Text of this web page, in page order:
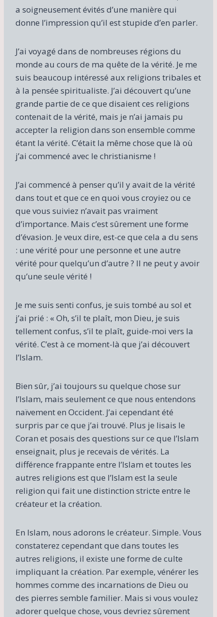
a soigneusement évités d’une manière qui
donne l’impression qu’il est stupide d’en parler.
J’ai voyagé dans de nombreuses régions du
monde au cours de ma quête de la vérité. Je me
suis beaucoup intéressé aux religions tribales et
à la pensée spiritualiste. J’ai découvert qu’une
grande partie de ce que disaient ces religions
contenait de la vérité, mais je n’ai jamais pu
accepter la religion dans son ensemble comme
étant la vérité. C’était la même chose que là où
j’ai commencé avec le christianisme !
J’ai commencé à penser qu’il y avait de la vérité
dans tout et que ce en quoi vous croyiez ou ce
que vous suiviez n’avait pas vraiment
d’importance. Mais c’est sûrement une forme
d’évasion. Je veux dire, est-ce que cela a du sens
: une vérité pour une personne et une autre
vérité pour quelqu’un d’autre ? Il ne peut y avoir
qu’une seule vérité !
Je me suis senti confus, je suis tombé au sol et
j’ai prié : « Oh, s’il te plaît, mon Dieu, je suis
tellement confus, s’il te plaît, guide-moi vers la
vérité. C’est à ce moment-là que j’ai découvert
l’Islam.
Bien sûr, j’ai toujours su quelque chose sur
l’Islam, mais seulement ce que nous entendons
naïvement en Occident. J’ai cependant été
surpris par ce que j’ai trouvé. Plus je lisais le
Coran et posais des questions sur ce que l’Islam
enseignait, plus je recevais de vérités. La
différence frappante entre l’Islam et toutes les
autres religions est que l’Islam est la seule
religion qui fait une distinction stricte entre le
créateur et la création.
En Islam, nous adorons le créateur. Simple. Vous
constaterez cependant que dans toutes les
autres religions, il existe une forme de culte
impliquant la création. Par exemple, vénérer les
hommes comme des incarnations de Dieu ou
des pierres semble familier. Mais si vous voulez
adorer quelque chose, vous devriez sûrement